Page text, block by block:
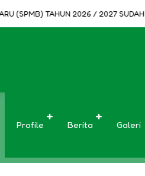
(SPMB) TAHUN 2026 / 2027 SUDAH
Profile Berita Galeri
Slide 1